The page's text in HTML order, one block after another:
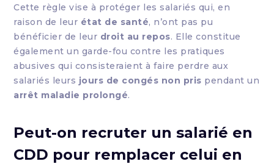
Cette règle vise à protéger les salariés qui, en
raison de leur état de santé, n’ont pas pu
bénéficier de leur droit au repos. Elle constitue
également un garde-fou contre les pratiques
abusives qui consisteraient à faire perdre aux
salariés leurs jours de congés non pris pendant un
arrêt maladie prolongé.
Peut-on recruter un salarié en
CDD pour remplacer celui en